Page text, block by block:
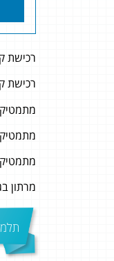
רכישת
רכישת
מתמטיקה 5 יחידות
מתמטיקה 4 יחידות
מתמטיקה 3 התחילו
מרתון